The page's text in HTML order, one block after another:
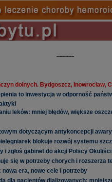
------------
dolnych. Bydgoszcz, Inowrocław,
to inwestycja w odporność
leków: mniej błędów, większe
dotyczącym antykoncepcji
blokuje rozwój systemu
i zgłoś gabinet do akcji Polscy
się w potrzeby chorych i rozszerza
era, nowe cele i potrzeby
dla pacjentów dializowanych: